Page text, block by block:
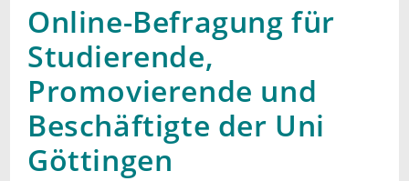
Online-Befragung für
Studierende,
Promovierende und
Beschäftigte der Uni
Göttingen